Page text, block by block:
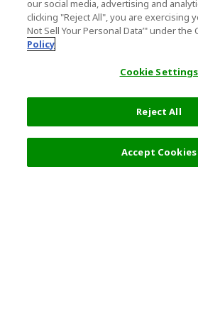
our social media, advertising and
clicking "Reject All", you are exercising
Not Sell Your Personal Data’" under the
Policy
Cookie Settings
Reject All
Accept Cookies